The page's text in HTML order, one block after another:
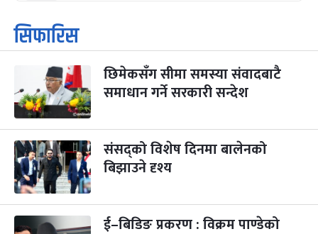
१
आइत
कार्तिक सङ्क्रान्ति
कार्तिक १, २०८३
३
मंगल
महानवमी
कार्तिक ३, २०८३-Oct 20, 2026
२ महिना बाँकी
४
बुध कार्तिक ४, २०८३ Oct 21, 2026
५
बिहि
पापा‌ङ्कुशा एकादशी व्रत
कार्तिक ५, २०८३
२२ कुकुर तिहार ३ महिना बाँकी
सिफारिस
छिमेकसँग सीमा समस्या संवादबाटै
समाधान गर्ने सरकारी सन्देश
संसद्को विशेष दिनमा बालेनको
बिझाउने दृश्य
ई–बिडिङ प्रकरण : विक्रम पाण्डेको